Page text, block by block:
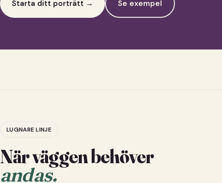
Starta ditt porträtt → Se exempel
LUGNARE LINJE
När väggen behöver
andas.